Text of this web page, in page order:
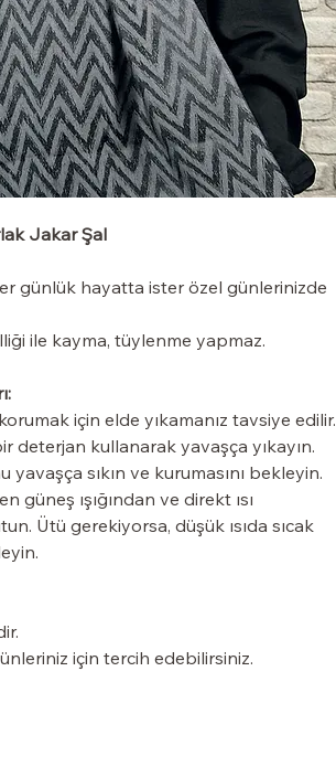
Jakar Şal
günlük hayatta ister özel günlerinizde
ile kayma, tüylenme yapmaz.
için elde yıkamanız tavsiye edilir.
deterjan kullanarak yavaşça yıkayın.
sıkın ve kurumasını bekleyin.
güneş ışığından ve direkt ısı
Ütü gerekiyorsa, düşük ısıda sıcak
için tercih edebilirsiniz.